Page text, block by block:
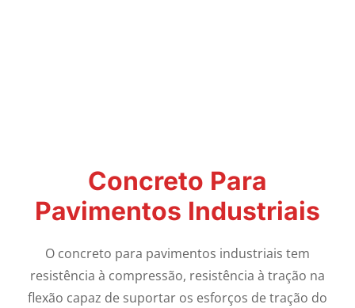
Concreto Para
Pavimentos Industriais
O concreto para pavimentos industriais tem
resistência à compressão, resistência à tração na
flexão capaz de suportar os esforços de tração do